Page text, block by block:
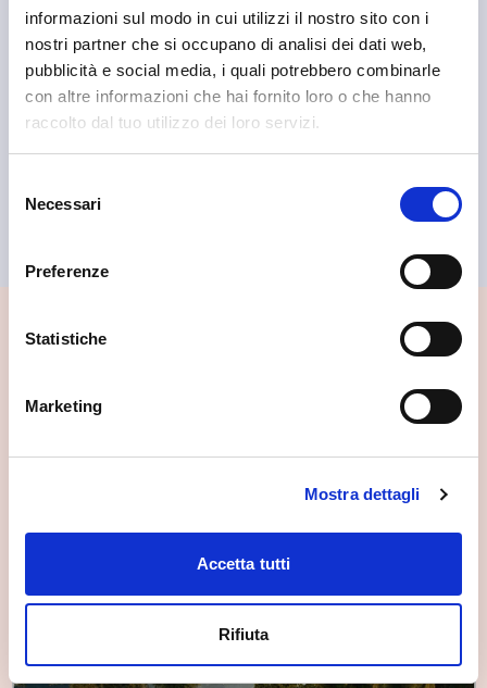
informazioni sul modo in cui utilizzi il nostro sito con i
nostri partner che si occupano di analisi dei dati web,
pubblicità e social media, i quali potrebbero combinarle
con altre informazioni che hai fornito loro o che hanno
raccolto dal tuo utilizzo dei loro servizi.
delNecessari
Preferenze
Statistiche
Marketing
Mostra dettagli
Accetta tutti
Rifiuta
Sondrio
Ristorante il Locale Sondrio
📍 Cosa vedere nei dintorni
Se vuoi scoprire di più su questa zona, qui trovi altri
spunti utili.